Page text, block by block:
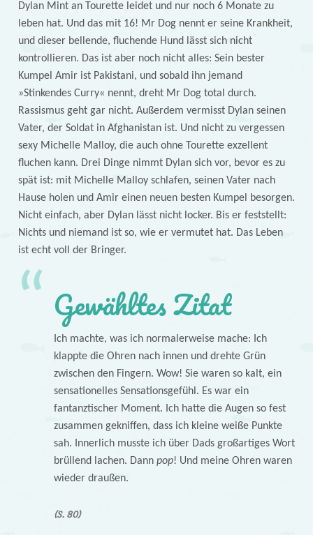
Dylan Mint an Tourette leidet und nur noch 6 Monate zu
leben hat. Und das mit 16! Mr Dog nennt er seine Krankheit,
und dieser bellende, fluchende Hund lässt sich nicht
kontrollieren. Das ist aber noch nicht alles: Sein bester
Kumpel Amir ist Pakistani, und sobald ihn jemand
»Stinkendes Curry« nennt, dreht Mr Dog total durch.
Rassismus geht gar nicht. Außerdem vermisst Dylan seinen
Vater, der Soldat in Afghanistan ist. Und nicht zu vergessen
sexy Michelle Malloy, die auch ohne Tourette exzellent
fluchen kann. Drei Dinge nimmt Dylan sich vor, bevor es zu
spät ist: mit Michelle Malloy schlafen, seinen Vater nach
Hause holen und Amir einen neuen besten Kumpel besorgen.
Nicht einfach, aber Dylan lässt nicht locker. Bis er feststellt:
Nichts und niemand ist so, wie er vermutet hat. Das Leben
ist echt voll der Bringer.
Gewähltes Zitat
Ich machte, was ich normalerweise mache: Ich
klappte die Ohren nach innen und drehte Grün
zwischen den Fingern. Wow! Sie waren so kalt, ein
sensationelles Sensationsgefühl. Es war ein
fantanztischer Moment. Ich hatte die Augen so fest
zusammen gekniffen, dass ich kleine weiße Punkte
sah. Innerlich musste ich über Dads großartiges Wort
brüllend lachen. Dann pop! Und meine Ohren waren
wieder draußen.
(S. 80)